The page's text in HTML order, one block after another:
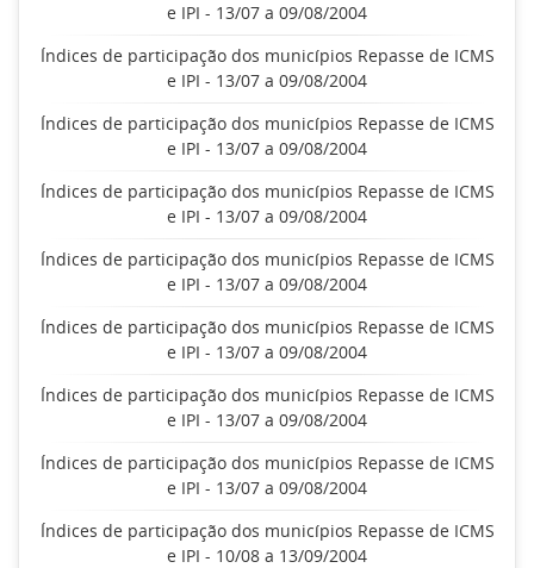
e IPI - 13/07 a 09/08/2004
Índices de participação dos municípios Repasse de ICMS
e IPI - 13/07 a 09/08/2004
Índices de participação dos municípios Repasse de ICMS
e IPI - 13/07 a 09/08/2004
Índices de participação dos municípios Repasse de ICMS
e IPI - 13/07 a 09/08/2004
Índices de participação dos municípios Repasse de ICMS
e IPI - 13/07 a 09/08/2004
Índices de participação dos municípios Repasse de ICMS
e IPI - 13/07 a 09/08/2004
Índices de participação dos municípios Repasse de ICMS
e IPI - 13/07 a 09/08/2004
Índices de participação dos municípios Repasse de ICMS
e IPI - 13/07 a 09/08/2004
Índices de participação dos municípios Repasse de ICMS
e IPI - 10/08 a 13/09/2004